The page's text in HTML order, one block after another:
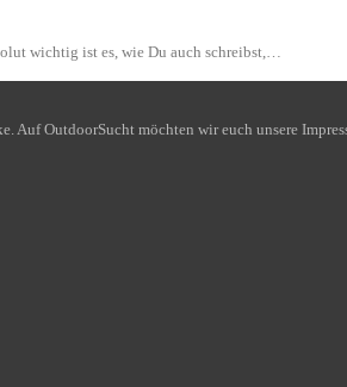
wichtig ist es, wie Du auch schreibst,…
OutdoorSucht möchten wir euch unsere